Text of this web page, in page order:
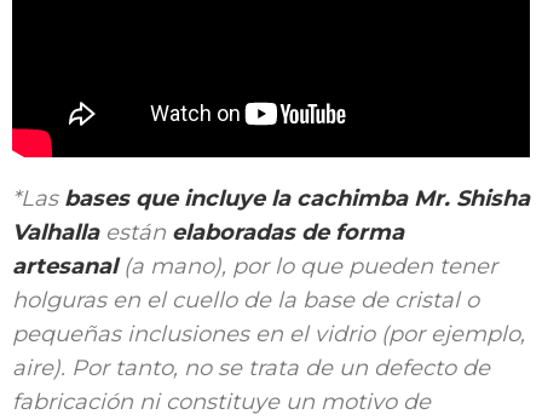
*Lasbases que incluye la cachimba Mr. Shisha
Valhalla están elaboradas de forma
artesanal(a mano), por lo que pueden tener
holguras en el cuello de la base de cristal o
pequeñas inclusiones en el vidrio (por ejemplo,
aire). Por tanto, no se trata de un defecto de
fabricación ni constituye un motivo de